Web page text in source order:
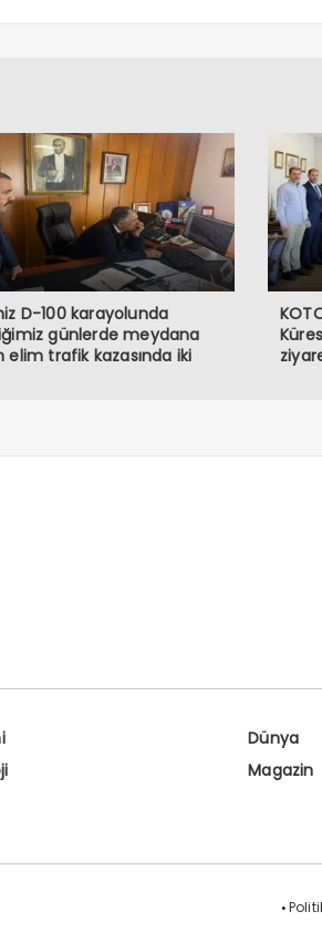
D-100 karayolunda
günlerde meydana
elim trafik kazasında iki
Dünya
Magazin